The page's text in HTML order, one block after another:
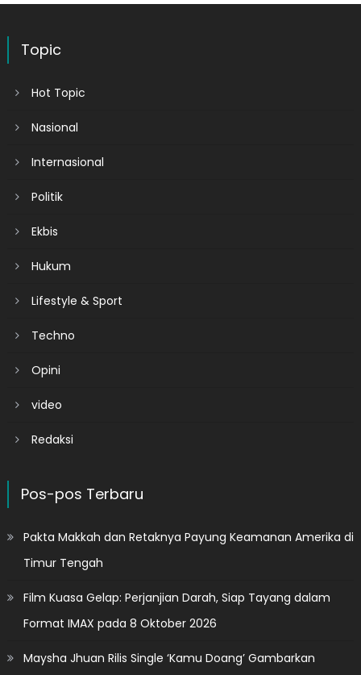
Topic
Hot Topic
Nasional
Internasional
Politik
Ekbis
Hukum
Lifestyle & Sport
Techno
Opini
video
Redaksi
Pos-pos Terbaru
Pakta Makkah dan Retaknya Payung Keamanan Amerika di
Timur Tengah
Film Kuasa Gelap: Perjanjian Darah, Siap Tayang dalam
Format IMAX pada 8 Oktober 2026
Maysha Jhuan Rilis Single ‘Kamu Doang’ Gambarkan